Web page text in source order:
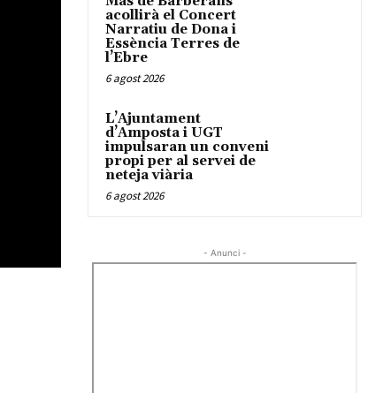
acollirà el Concert
Narratiu de Dona i
Essència Terres de
l’Ebre
6 agost 2026
L’Ajuntament
d’Amposta i UGT
impulsaran un conveni
propi per al servei de
neteja viària
6 agost 2026
- Anunci -